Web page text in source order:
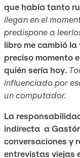
que había tanto
llegan en el
predispone a
libro me cambió la
preciso momento
quién sería hoy.
influenciado por
un computador.
La
indirecta a
conversaciones y
entrevistas viejas